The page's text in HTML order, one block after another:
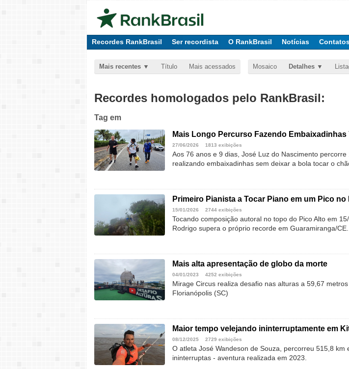
Recordes RankBrasil Ser recordista O RankBrasil Notícias
Mais recentes Título Mais acessados Mosaico Detalhes
Recordes homologados pelo RankBrasil:
Tag em
Mais Longo Percurso Fazendo Embaixadinhas
27/06/2026 1813 exibições
Aos 76 anos e 9 dias, José Luz do Nascimento
realizando embaixadinhas sem deixar a bola tocar o
Primeiro Pianista a Tocar Piano em um Pico no
15/01/2026 2744 exibições
Tocando composição autoral no topo do Pico Alto em
Rodrigo supera o próprio recorde em Guaramiranga/CE.
Mais alta apresentação de globo da morte
04/01/2023 4252 exibições
Mirage Circus realiza desafio nas alturas a 59,67
Florianópolis (SC)
Maior tempo velejando ininterruptamente em
08/12/2025 2729 exibições
O atleta José Wandeson de Souza, percorreu 515,8 km
ininterruptas - aventura realizada em 2023.